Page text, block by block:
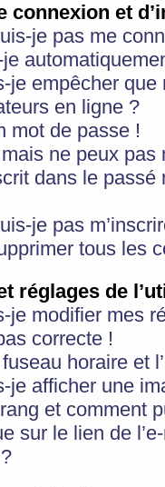
connexion et
je pas me
je empêcher
en ligne ?
mot de passe !
ne peux pas
dans le
je pas
tous les
réglages de
je modifier mes
correcte !
horaire et
je afficher une
et comment
sur le lien de